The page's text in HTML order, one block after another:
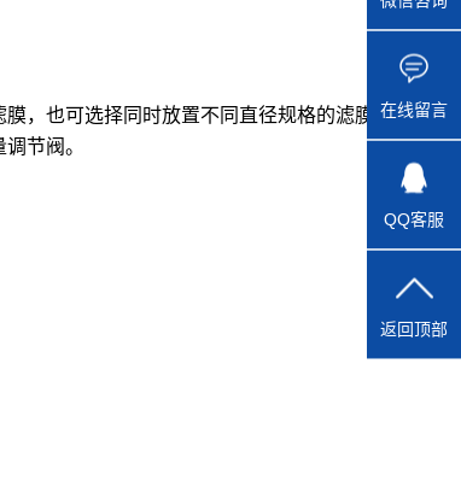
，也可选择同时放置不同直径规格的滤膜。
节阀。
在线留言
QQ客服
返回顶部